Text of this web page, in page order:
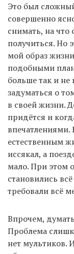
Это был
совершенно
снимать, на что
получиться. Но
мой образ
подобными
больше так и не
задуматься о
в своей жизни.
придётся и
впечатлениями.
естественным
иссякал, а
мало. При этом
становились
требовали всё
Впрочем,
Проблема
нет мультиков.